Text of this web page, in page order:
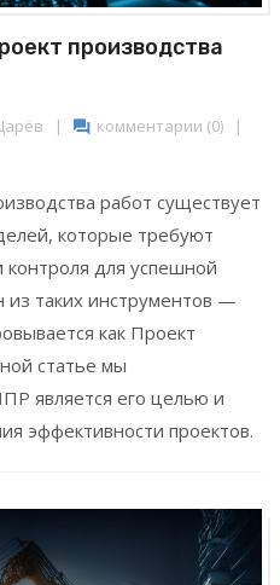
производства
| комментарии (0)
|
работ существует
которые требуют
контроля для успешной
из таких инструментов —
как Проект
статье мы
является его целью и
эффективности проектов.